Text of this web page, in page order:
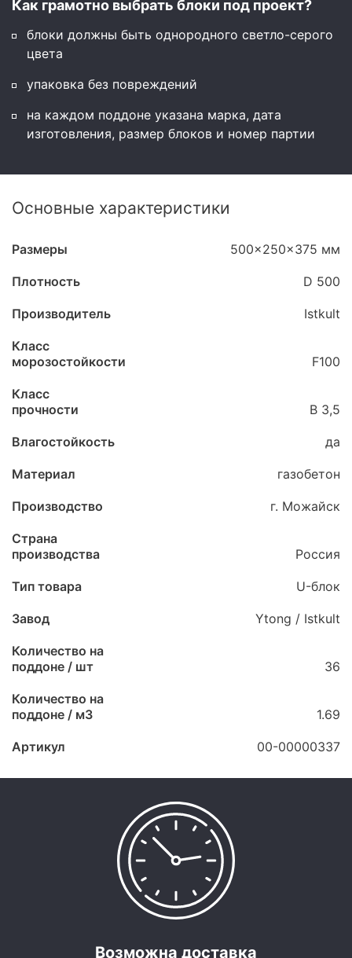
Как грамотно выбрать блоки под проект?
блоки должны быть однородного светло-серого
цвета
упаковка без повреждений
на каждом поддоне указана марка, дата
изготовления, размер блоков и номер партии
Основные характеристики
Размеры 500x250x375 мм
Плотность D 500
Производитель Istkult
Класс
морозостойкости
F100
Класс
прочности
B 3,5
Влагостойкость да
Материал газобетон
Производство г. Можайск
Страна
производства
Россия
Тип товара U-блок
Завод Ytong / Istkult
Количество на
поддоне / шт
36
Количество на
поддоне / м3
1.69
Артикул 00-00000337
Возможна доставка